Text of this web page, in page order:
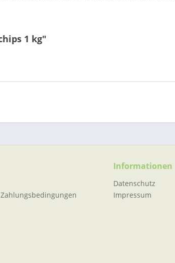
1 kg"
Informationen
Datenschutz
Impressum